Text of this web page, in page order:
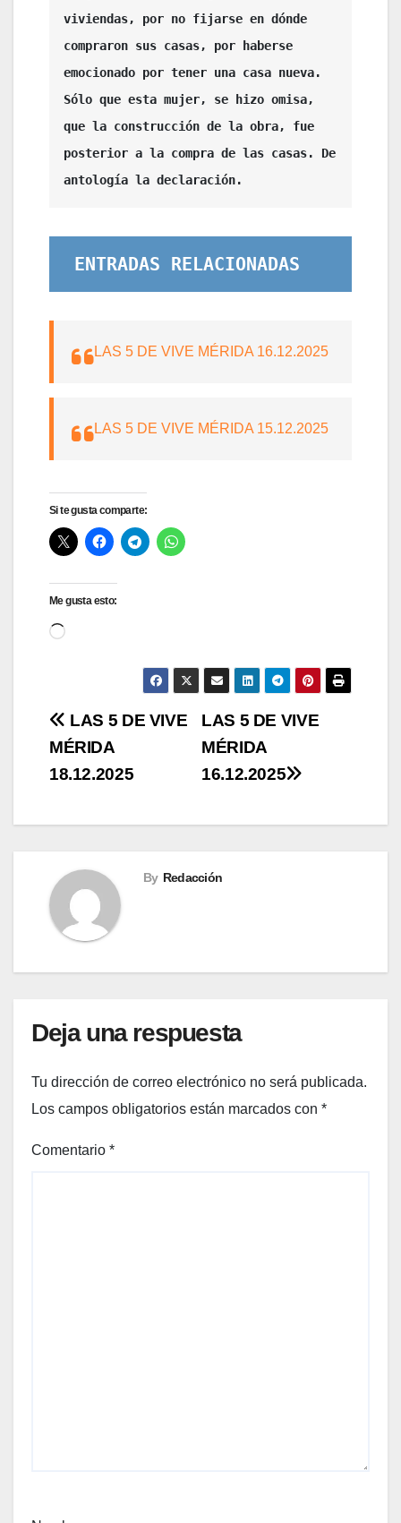
viviendas, por no fijarse en dónde
compraron sus casas, por haberse
emocionado por tener una casa nueva.
Sólo que esta mujer, se hizo omisa,
que la construcción de la obra, fue
posterior a la compra de las casas. De
antología la declaración.
ENTRADAS RELACIONADAS
LAS 5 DE VIVE MÉRIDA 16.12.2025
LAS 5 DE VIVE MÉRIDA 15.12.2025
Si te gusta comparte:
Me gusta esto:
Cargando...
Navegación
de
LAS 5 DE VIVE
MÉRIDA
16.12.2025
LAS 5 DE VIVE
MÉRIDA
18.12.2025
By Redacción
Deja una respuesta
Tu dirección de correo electrónico no será publicada.
Los campos obligatorios están marcados con *
Comentario *